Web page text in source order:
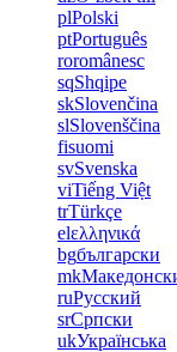
plPolski
ptPortuguês
roromânesc
sqShqipe
skSlovenčina
slSlovenščina
fisuomi
svSvenska
viTiếng Việt
trTürkçe
elελληνικά
bgбългарски
mk
ruРусский
srСрпски
ukУкраїнська